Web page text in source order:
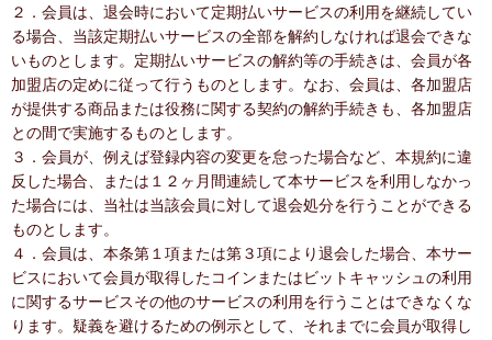
２．会員は、退会時において定期払いサービスの利用を継続してい
る場合、当該定期払いサービスの全部を解約しなければ退会できな
いものとします。定期払いサービスの解約等の手続きは、会員が各
加盟店の定めに従って行うものとします。なお、会員は、各加盟店
が提供する商品または役務に関する契約の解約手続きも、各加盟店
との間で実施するものとします。
３．会員が、例えば登録内容の変更を怠った場合など、本規約に違
反した場合、または１２ヶ月間連続して本サービスを利用しなかっ
た場合には、当社は当該会員に対して退会処分を行うことができる
ものとします。
４．会員は、本条第１項または第３項により退会した場合、本サー
ビスにおいて会員が取得したコインまたはビットキャッシュの利用
に関するサービスその他のサービスの利用を行うことはできなくな
ります。疑義を避けるための例示として、それまでに会員が取得し